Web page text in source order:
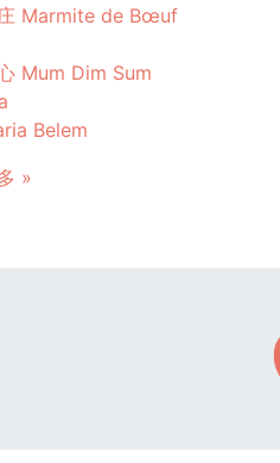
Marmite de Bœuf
Mum Dim Sum
Belem
»